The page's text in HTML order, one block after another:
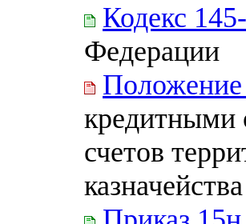
Кодекс
Федерации
кредитными
счетов
казначейства